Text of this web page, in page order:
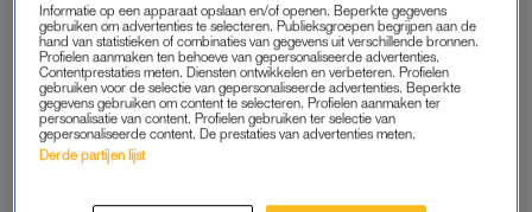
Informatie op een apparaat opslaan en/of openen. Beperkte gegevens
gebruiken om advertenties te selecteren. Publieksgroepen begrijpen aan de
hand van statistieken of combinaties van gegevens uit verschillende bronnen.
Profielen aanmaken ten behoeve van gepersonaliseerde advertenties.
Contentprestaties meten. Diensten ontwikkelen en verbeteren. Profielen
gebruiken voor de selectie van gepersonaliseerde advertenties. Beperkte
gegevens gebruiken om content te selecteren. Profielen aanmaken ter
personalisatie van content. Profielen gebruiken ter selectie van
gepersonaliseerde content. De prestaties van advertenties meten.
Derde partijen lijst